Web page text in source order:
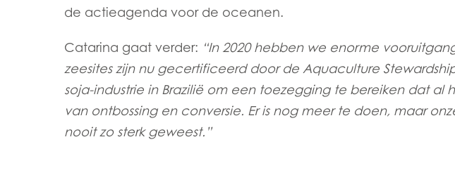
de actieagenda voor de oceanen.
Catarina gaat verder: “In 2020 hebben we enorme
zeesites zijn nu gecertificeerd door de Aquaculture
soja-industrie in Brazilië om een toezegging te bereiken dat al
van ontbossing en conversie. Er is nog meer te doen, maar
nooit zo sterk geweest.”